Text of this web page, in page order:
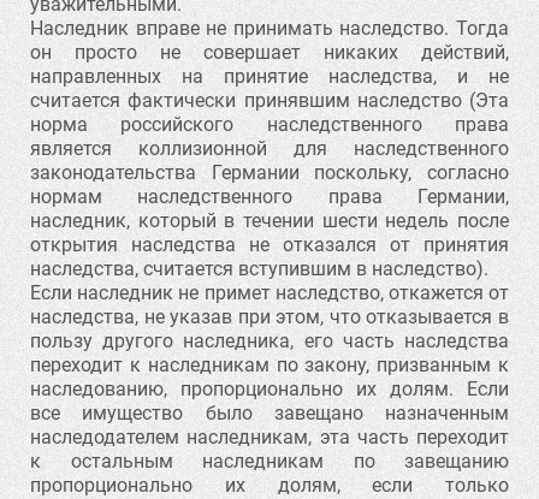
Наследник вправе не принимать наследство. Тогда
он просто не совершает никаких действий,
направленных на принятие наследства, и не
считается фактически принявшим наследство (Эта
норма российского наследственного права
является коллизионной для наследственного
законодательства Германии поскольку, согласно
нормам наследственного права Германии,
наследник, который в течении шести недель после
открытия наследства не отказался от принятия
наследства, считается вступившим в наследство).
Если наследник не примет наследство, откажется от
наследства, не указав при этом, что отказывается в
пользу другого наследника, его часть наследства
переходит к наследникам по закону, призванным к
наследованию, пропорционально их долям. Если
все имущество было завещано назначенным
наследодателем наследникам, эта часть переходит
к остальным наследникам по завещанию
пропорционально их долям, если только